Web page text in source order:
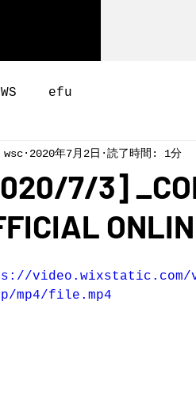
efu
7/3]
wsc 2020年7月2日 読了時間: 1分
video.wixstatic.com/
mp4/file.mp4